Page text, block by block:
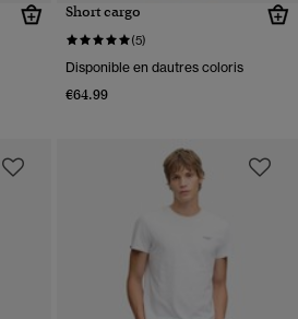
Short cargo
(5)
Disponible en dautres coloris
€64.99